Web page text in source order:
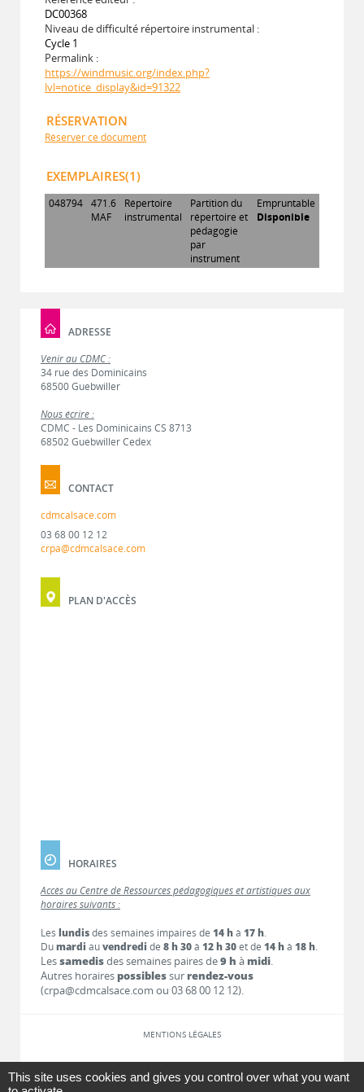
DC00368
Niveau de difficulté répertoire instrumental :
Cycle 1
Permalink :
https://windmusic.org/index.php?
lvl=notice_display&id=91322
RÉSERVATION
Réserver ce document
EXEMPLAIRES(1)
048794 471.6
MAF
Répertoire
instrumental
Partition du
répertoire et
pédagogie
par
instrument
Empruntable
Disponible
ADRESSE
Venir au CDMC :
34 rue des Dominicains
68500 Guebwiller
Nous écrire :
CDMC - Les Dominicains CS 8713
68502 Guebwiller Cedex
CONTACT
cdmcalsace.com
03 68 00 12 12
crpa@cdmcalsace.com
PLAN D'ACCÈS
HORAIRES
Accès au Centre de Ressources pédagogiques et artistiques aux
horaires suivants :
Les lundisdes semaines impaires de 14 hà 17 h.
Dumardi auvendredi de 8 h 30à 12 h 30et de 14 hà 18 h.
Lessamedisdes semaines paires de9 h à midi.
Autres horaires possiblessur rendez-vous
(crpa@cdmcalsace.com ou 03 68 00 12 12).
MENTIONS LÉGALES
LIENS
This site uses cookies and gives you control over what you want